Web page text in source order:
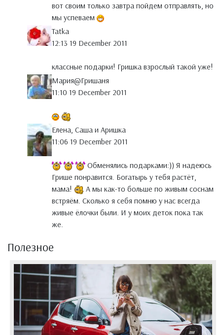
вот своим только завтра пойдем отправлять, но
мы успеваем
Tatka
12:13 19 December 2011
классные подарки! Гришка взрослый такой уже!
Мария@Гришаня
11:10 19 December 2011
Елена, Саша и Аришка
11:06 19 December 2011
Обменялись подарками:)) Я надеюсь
Грише понравится. Богатырь у тебя растёт,
мама!
А мы как-то больше по живым соснам
встряём. Сколько я себя помню у нас всегда
живые ёлочки были. И у моих деток пока так
же.
Полезное